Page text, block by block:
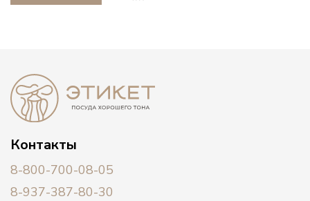
Контакты
8-800-700-08-05
8-937-387-80-30